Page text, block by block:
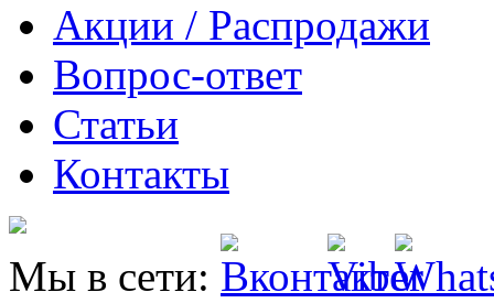
Акции / Распродажи
Вопрос-ответ
Статьи
Контакты
Мы в сети: